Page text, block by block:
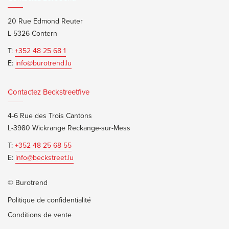
20 Rue Edmond Reuter
L-5326 Contern
T:+352 48 25 68 1
E: info@burotrend.lu
Contactez Beckstreetfive
4-6 Rue des Trois Cantons
L-3980 Wickrange Reckange-sur-Mess
T:+352 48 25 68 55
E: info@beckstreet.lu
© Burotrend
Politique de confidentialité
Conditions de vente